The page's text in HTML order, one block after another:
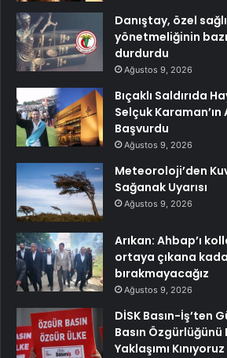
Danıştay, özel
yönetmeliğinin
durdurdu
Ağustos 9, 2026
Bıçaklı Saldırıda
Selçuk Karaman’ın
Başvurdu
Ağustos 9, 2026
Meteoroloji’den
Sağanak Uyarısı
Ağustos 9, 2026
Arıkan: Ahbap’ı
ortaya çıkana
bırakmayacağız
Ağustos 9, 2026
DİSK Basın-İş’ten
Basın
Yaklaşımı Kınıyoruz